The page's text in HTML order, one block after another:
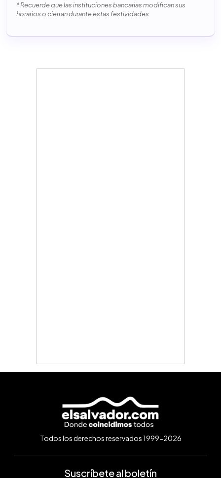
* Recuerde que las instituciones bancarias modifican sus
horarios o cierran durante estas festividades.
Todos los derechos reservados 1999-2026
Suscríbete al boletín